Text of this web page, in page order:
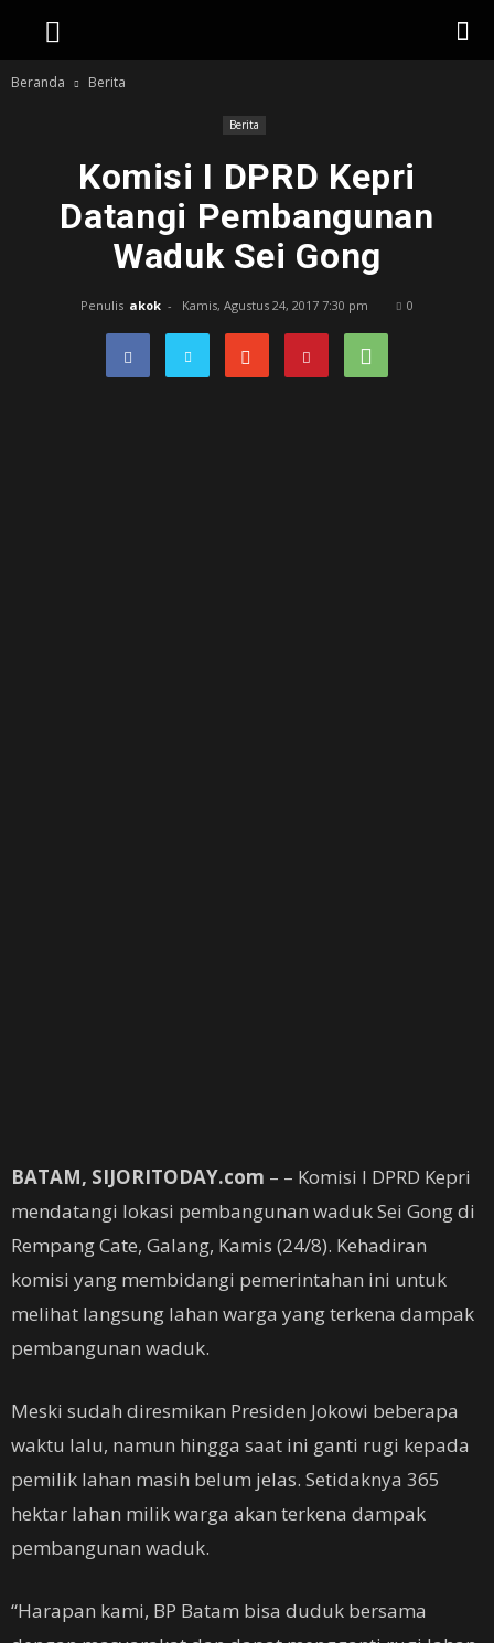
Beranda Berita
Berita
Komisi I DPRD Kepri
Datangi Pembangunan
Waduk Sei Gong
Penulis akok - Kamis, Agustus 24, 2017 7:30 pm 0
BATAM, SIJORITODAY.com – – Komisi I DPRD Kepri
mendatangi lokasi pembangunan waduk Sei Gong di
Rempang Cate, Galang, Kamis (24/8). Kehadiran
komisi yang membidangi pemerintahan ini untuk
melihat langsung lahan warga yang terkena dampak
pembangunan waduk.
Meski sudah diresmikan Presiden Jokowi beberapa
waktu lalu, namun hingga saat ini ganti rugi kepada
pemilik lahan masih belum jelas. Setidaknya 365
hektar lahan milik warga akan terkena dampak
pembangunan waduk.
“Harapan kami, BP Batam bisa duduk bersama